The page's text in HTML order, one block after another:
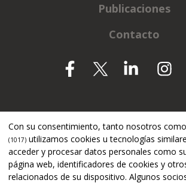
Publicaciones
Contacto
Con su consentimiento, tanto nosotros como
(1017) utilizamos cookies u tecnologías
acceder y procesar datos personales como
página web, identificadores de cookies y
relacionados de su dispositivo. Algunos